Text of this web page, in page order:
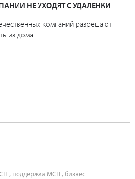
НЕ УХОДЯТ С УДАЛЕНКИ
компаний разрешают
из дома.
, поддержка МСП ,бизнес